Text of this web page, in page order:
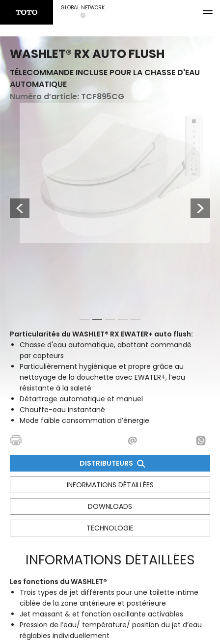
GLOBAL NETWORK
WASHLET® RX AUTO FLUSH
TÉLECOMMANDE INCLUSE POUR LA CHASSE D'EAU
AUTOMATIQUE
Numéro d’article: TCF895CG
Previous Next
1 2 3 4
5
Particularités du WASHLET® RX EWATER+ auto flush:
Chasse d'eau automatique, abattant commandé
par capteurs
Particulièrement hygiénique et propre grâce au
nettoyage de la douchette avec EWATER+, l’eau
résistante à la saleté
Détartrage automatique et manuel
Chauffe-eau instantané
Mode faible consommation d’énergie
DISTRIBUTEURS
INFORMATIONS DÉTAILLÉES
DOWNLOADS
TECHNOLOGIE
INFORMATIONS DÉTAILLÉES
Les fonctions du WASHLET®
Trois types de jet différents pour une toilette intime
ciblée de la zone antérieure et postérieure
Jet massant & et fonction oscillante activables
Pression de l’eau/ température/ position du jet d’eau
réglables individuellement